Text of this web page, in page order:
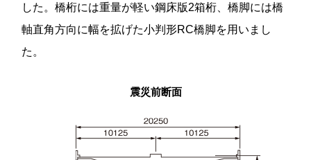
した。橋桁には重量が軽い鋼床版2箱桁、橋脚には橋
軸直角方向に幅を拡げた小判形RC橋脚を用いまし
た。
震災前断面